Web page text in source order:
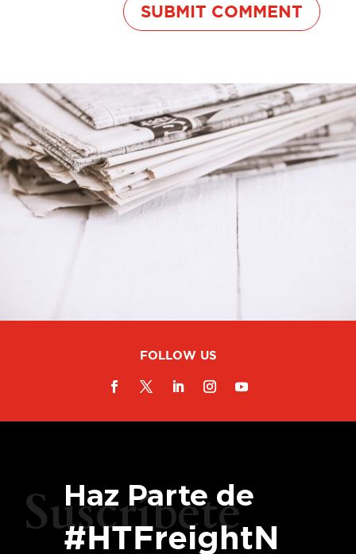
SUBMIT COMMENT
FOLLOW US
Suscríbete
Haz Parte de
#HTFreightN